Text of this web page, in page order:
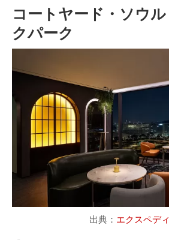
コートヤード・ソウ
クパーク
出典： エクスペデ